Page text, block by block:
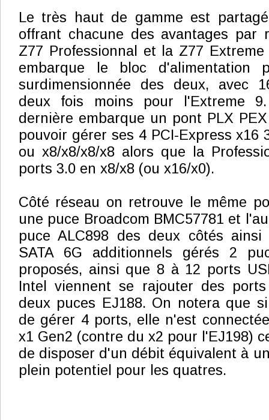
Le très haut de gamme est
offrant chacune des avantages par
Z77 Professionnal et la Z77
embarque le bloc d'alimentation
surdimensionnée des deux, avec
deux fois moins pour l'Extreme
dernière embarque un pont PLX
pouvoir gérer ses 4 PCI-Express x16
ou x8/x8/x8/x8 alors que la
ports 3.0 en x8/x8 (ou x16/x0).
Côté réseau on retrouve le même
une puce Broadcom BMC57781 et
puce ALC898 des deux côtés
SATA 6G additionnels gérés 2
proposés, ainsi que 8 à 12 ports
Intel viennent se rajouter des
deux puces EJ188. On notera que
de gérer 4 ports, elle n'est
x1 Gen2 (contre du x2 pour l'EJ198)
de disposer d'un débit équivalent à
plein potentiel pour les quatres.